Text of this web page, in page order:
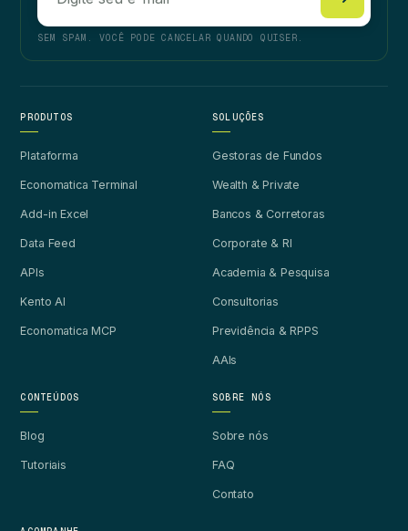
SEM SPAM. VOCÊ PODE CANCELAR QUANDO QUISER.
PRODUTOS
Plataforma
Economatica Terminal
Add-in Excel
Data Feed
APIs
Kento AI
Economatica MCP
SOLUÇÕES
Gestoras de Fundos
Wealth & Private
Bancos & Corretoras
Corporate & RI
Academia & Pesquisa
Consultorias
Previdência & RPPS
AAIs
CONTEÚDOS
Blog
Tutoriais
SOBRE NÓS
Sobre nós
FAQ
Contato